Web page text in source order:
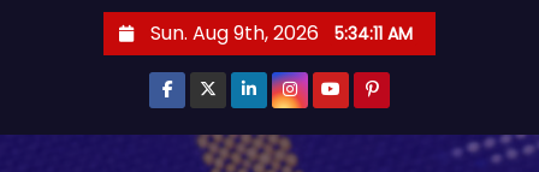
Sun. Aug 9th, 2026 5:34:12 AM